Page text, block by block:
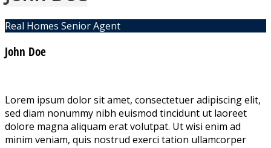
Real Homes Senior Agent
John Doe
Lorem ipsum dolor sit amet, consectetuer adipiscing elit,
sed diam nonummy nibh euismod tincidunt ut laoreet
dolore magna aliquam erat volutpat. Ut wisi enim ad
minim veniam, quis nostrud exerci tation ullamcorper